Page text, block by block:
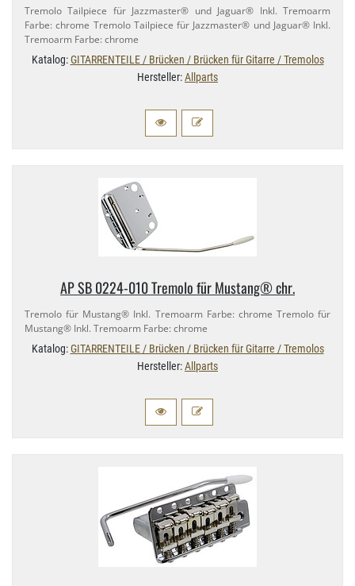
Tremolo Tailpiece für Jazzmaster® und Jaguar® Inkl. Tremoarm
Farbe: chrome Tremolo Tailpiece für Jazzmaster® und Jaguar® Inkl.
Tremoarm Farbe: chrome
Katalog:GITARRENTEILE / Brücken / Brücken für Gitarre / Tremolos
Hersteller:Allparts
AP SB 0224-​010 Tremolo für Mustang® chr.
Tremolo für Mustang® Inkl. Tremoarm Farbe: chrome Tremolo für
Mustang® Inkl. Tremoarm Farbe: chrome
Katalog:GITARRENTEILE / Brücken / Brücken für Gitarre / Tremolos
Hersteller:Allparts